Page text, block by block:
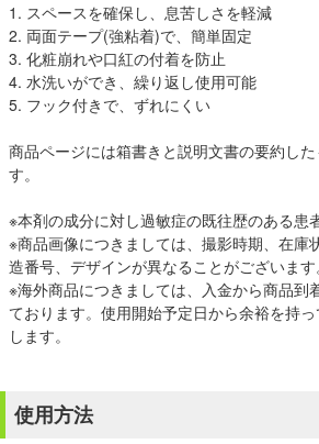
1. スペースを確保し、息苦しさを軽減
2. 両面テープ(強粘着)で、簡単固定
3. 化粧崩れや口紅の付着を防止
4. 水洗いができ、繰り返し使用可能
5. フック付きで、ずれにくい
商品ページには箱書きと説明文書の要約し
す。
※本剤の成分に対し過敏症の既往歴のある患
※商品画像につきましては、撮影時期、在庫
造番号、デザインが異なることがございます
※海外商品につきましては、入金から商品到
ております。使用開始予定日から余裕を持
します。
使用方法